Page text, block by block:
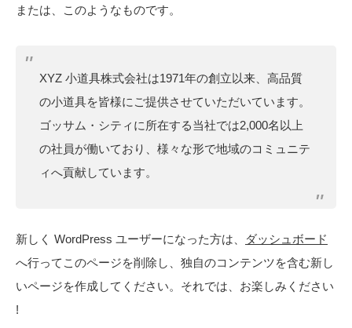
または、このようなものです。
XYZ 小道具株式会社は1971年の創立以来、高品質
の小道具を皆様にご提供させていただいています。
ゴッサム・シティに所在する当社では2,000名以上
の社員が働いており、様々な形で地域のコミュニテ
ィへ貢献しています。
新しく WordPress ユーザーになった方は、
ダッシュボード
へ行ってこのページを削除し、独自のコンテンツを含む新し
いページを作成してください。それでは、お楽しみください
!